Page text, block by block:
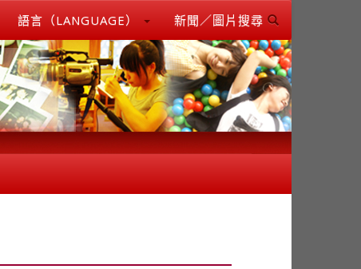
語言（LANGUAGE） 新聞／圖片搜尋